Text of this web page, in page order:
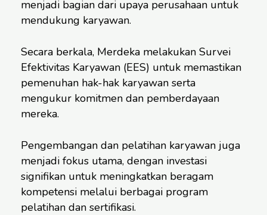
menjadi bagian dari upaya perusahaan untuk
mendukung karyawan.
Secara berkala, Merdeka melakukan Survei
Efektivitas Karyawan (EES) untuk memastikan
pemenuhan hak-hak karyawan serta
mengukur komitmen dan pemberdayaan
mereka.
Pengembangan dan pelatihan karyawan juga
menjadi fokus utama, dengan investasi
signifikan untuk meningkatkan beragam
kompetensi melalui berbagai program
pelatihan dan sertifikasi.